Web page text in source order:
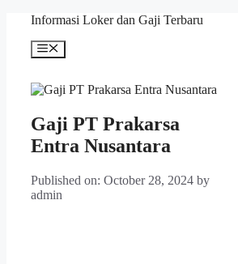
content
Informasi Loker dan Gaji Terbaru
Menu
Gaji PT Prakarsa
Entra Nusantara
Published on: October 28, 2024 by
admin